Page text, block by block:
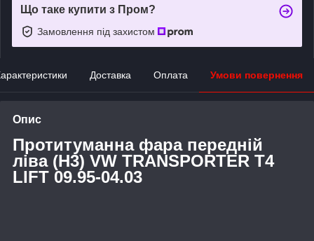
Що таке купити з Пром?
Замовлення під захистом
Доставка Оплата Умови повернення
Опис
Протитуманна фара передній
ліва (H3) VW TRANSPORTER T4
LIFT 09.95-04.03